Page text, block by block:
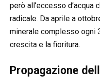
però all’eccesso d’acqua
radicale. Da aprile a
minerale complesso ogni
crescita e la fioritura.
Propagazione